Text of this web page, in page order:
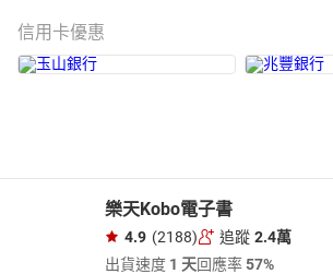
信用卡優惠
樂天Kobo電子書
4.9 (2188) 追蹤 2.4萬
出貨速度 1 天回應率57%